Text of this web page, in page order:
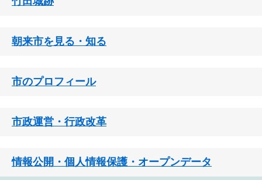
朝来市を見る・知る
市のプロフィール
市政運営・行政改革
情報公開・個人情報保護・オープンデータ